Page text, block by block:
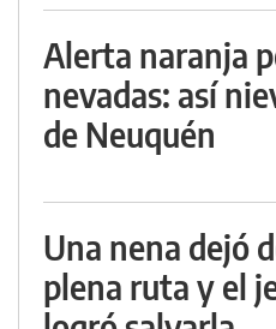
Alerta naranja
nevadas: así
de Neuquén
Una nena dejó
plena ruta y el